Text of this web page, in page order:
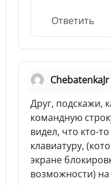
Ответить
ChebatenkaJr
Друг, подскажи,
командную
видел, что кто-
клавиатуру,
экране
возможности)